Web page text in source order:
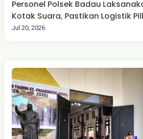
Personel Polsek Badau
Kotak Suara, Pastikan Logistik
Jul 20, 2026